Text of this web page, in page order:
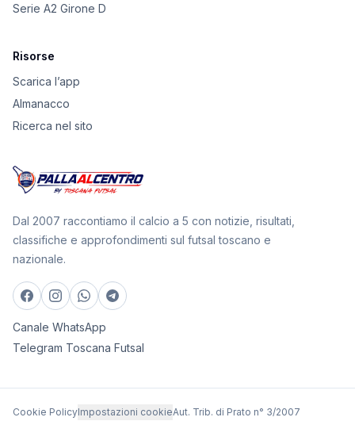
Serie A2 Girone D
Risorse
Scarica l’app
Almanacco
Ricerca nel sito
Dal 2007 raccontiamo il calcio a 5 con notizie, risultati,
classifiche e approfondimenti sul futsal toscano e
nazionale.
Canale WhatsApp
Telegram Toscana Futsal
Cookie PolicyImpostazioni cookieAut. Trib. di Prato n° 3/2007